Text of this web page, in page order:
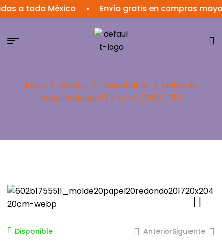
todo México • Envío gratis en compras mayores a
Inicio / Moldes / Desechable / Molde de
Papel Redondo 17 x 4 cm (2505-175)
Disponible AnteriorSiguiente